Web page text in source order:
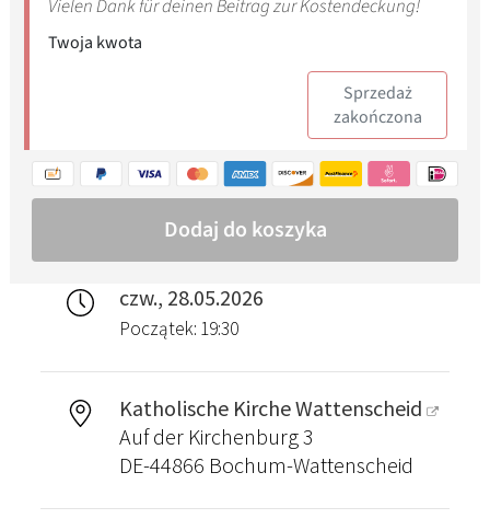
czw., 28.05.2026
Początek: 19:30
Katholische Kirche Wattenscheid
Auf der Kirchenburg 3
DE-44866 Bochum-Wattenscheid